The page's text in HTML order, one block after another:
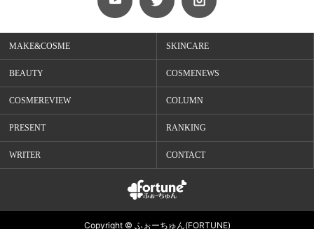
MAKE&COSME SKINCARE
BEAUTY COSMENEWS
COSMEREVIEW COLUMN
PRESENT RANKING
WRITER CONTACT
Copyright © ふぉーちゅん(FORTUNE)